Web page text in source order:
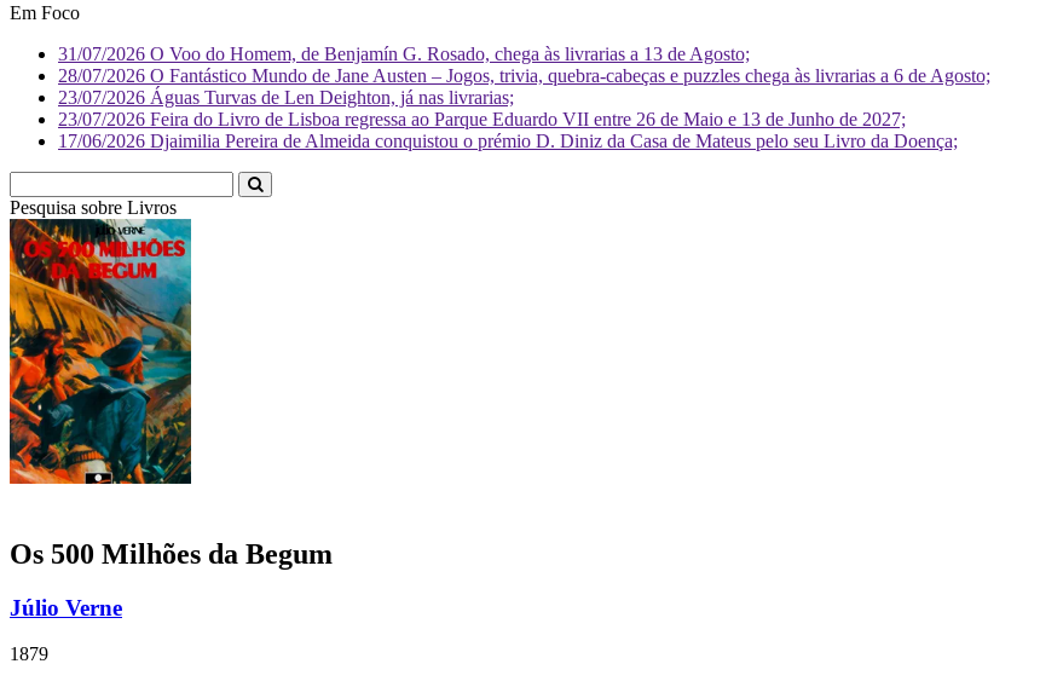
Em Foco
31/07/2026 O Voo do Homem, de Benjamín G. Rosado, chega às livrarias a 13 de Agosto;
28/07/2026 O Fantástico Mundo de Jane Austen – Jogos, trivia, quebra-cabeças e puzzles chega às livrarias a 6 de Agosto;
23/07/2026 Águas Turvas de Len Deighton, já nas livrarias;
23/07/2026 Feira do Livro de Lisboa regressa ao Parque Eduardo VII entre 26 de Maio e 13 de Junho de 2027;
17/06/2026 Djaimilia Pereira de Almeida conquistou o prémio D. Diniz da Casa de Mateus pelo seu Livro da Doença;
Pesquisa sobre Livr
Os 500 Milhões da Begum
Júlio Verne
1879